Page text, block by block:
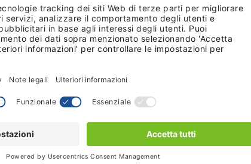
pulzia e 1 pennarello)
Da 1 pezzo/i
Da 18,75 € /pezzo/i
giorno/i
VEDI PRODOTTO
fissaggio)
Da 1 pezzo/i
Da 10,00 € /
Tempo medio
VEDI
Nuovo prodotto